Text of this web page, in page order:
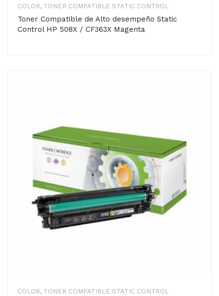
COLOR, TONER COMPATIBLE STATIC CONTROL
Toner Compatible de Alto desempeño Static
Control HP 508X / CF363X Magenta
COLOR, TONER COMPATIBLE STATIC CONTROL